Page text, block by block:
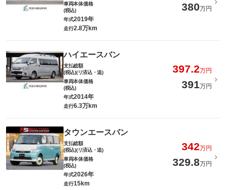
車両本体価格
(税込)
380万円
年式2019年
走行2.8万km
ハイエースバン
支払総額
(税込)(リ済込・追)
397.2万円
車両本体価格
(税込)
391万円
年式2014年
走行6.3万km
タウンエースバン
支払総額
(税込)(リ済込・追)
342万円
車両本体価格
(税込)
329.8万円
年式2026年
走行15km